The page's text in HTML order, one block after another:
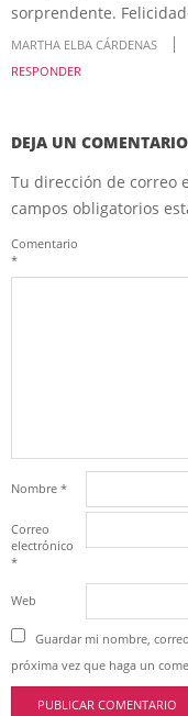
sorprendente.
MARTHA ELBA CÁRDENAS
RESPONDER
DEJA UN COMENTARIO
Tu dirección de correo
campos obligatorios
Comentario
*
Nombre *
Correo
electrónico
*
Web
Guardar mi nombre,
próxima vez que haga un